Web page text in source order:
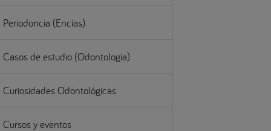
Periodoncia (Encías)
Casos de estudio (Odontología)
Curiosidades Odontológicas
Cursos y eventos